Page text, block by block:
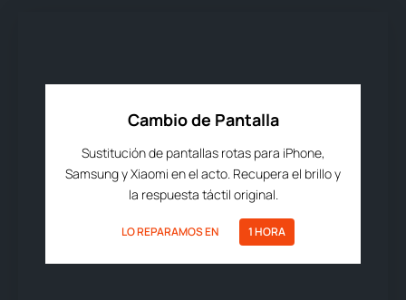
Cambio de Pantalla
Sustitución de pantallas rotas para iPhone,
Samsung y Xiaomi en el acto. Recupera el brillo y
la respuesta táctil original.
LO REPARAMOS EN 1 HORA